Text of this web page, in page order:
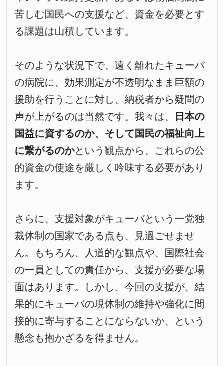
苦しむ国民への支援など、資金を必要とす
る課題は山積しています。
そのような状況下で、遠く離れたキューバ
の病院に、効果測定が不透明なまま巨額の
援助を行うことに対し、納税者から疑問の
声が上がるのは当然です。我々は、
日本の
国益に資するのか、そして国民の福祉向上
に繋がるのかという観点から、これらの公
的資金の使途を厳しく吟味する必要があり
ます。
さらに、支援対象がキューバという一党独
裁体制の国家である点も、見過ごせませ
ん。もちろん、人道的な観点や、国際社会
の一員としての責任から、支援が必要な場
面はあります。しかし、今回の支援が、結
果的にキューバの現体制の維持や強化に間
接的に寄与することにならないか、という
懸念も抱かざるを得ません。